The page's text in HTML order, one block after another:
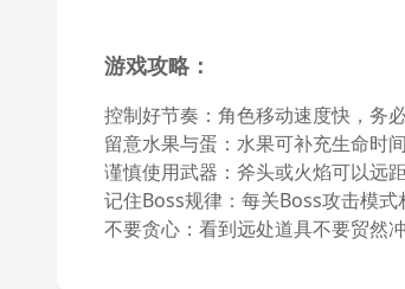
游戏攻略：
控制好节奏：角色移动速度快，务
留意水果与蛋：水果可补充生命时
谨慎使用武器：斧头或火焰可以远
记住Boss规律：每关Boss攻击模式
不要贪心：看到远处道具不要贸然